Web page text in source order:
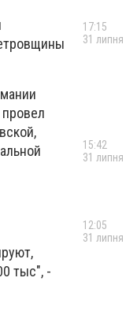
тыс", -
17:15
31 липня
15:42
31 липня
12:05
31 липня